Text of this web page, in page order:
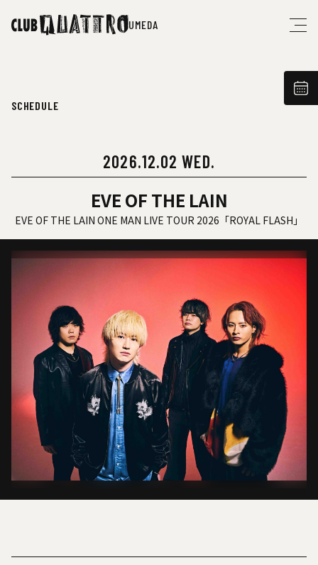
UMEDA
SCHEDULE
2026.12.02 WED.
EVE OF THE LAIN
EVE OF THE LAIN ONE MAN LIVE TOUR 2026「ROYAL FLASH」